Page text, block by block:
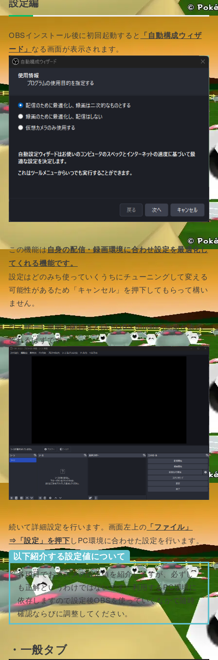
OBSインストール後に初回起動すると 「自動構成ウィザ
ード」 なる画面が表示されます。
この機能は自身の配信・録画環境に合わせ設定を最適化し
てくれる機能です。
設定はどのみち使っていくうちにチューニングして変える
可能性があるため「キャンセル」を押下してもらって構い
ません。
ウィザード画面を閉じると以下OBS Studioの画面が表示
されるはずです。
続いて詳細設定を行います。画面左上の 「ファイル」
⇒「設定」を押下しPC環境に合わせた設定を行います。
以下紹介する設定値について
各項目でおススメの設定値を紹介しますが、必ずし
も正解というわけではないです。利用するPC環境に
依存しますので設定後OBSを使っていくなかで随時
確認ならびに調整してください。
・一般タブ